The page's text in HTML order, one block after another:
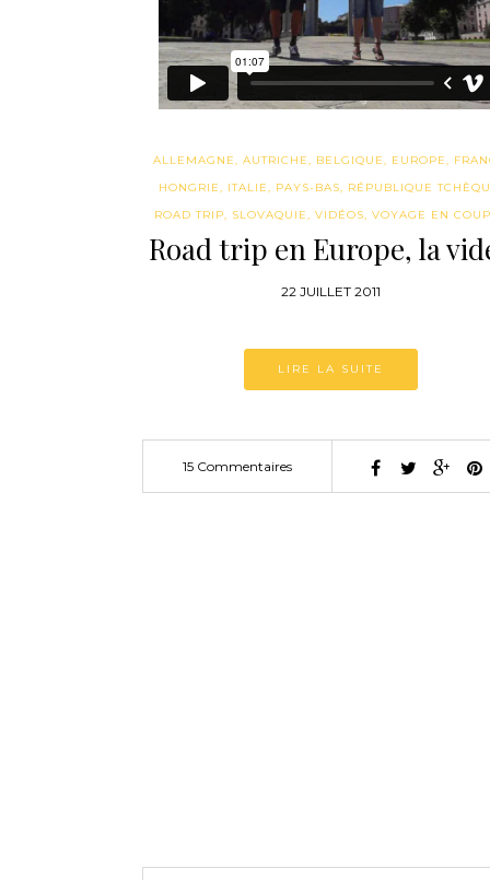
ALLEMAGNE, AUTRICHE, BELGIQUE, EUROPE,
HONGRIE, ITALIE, PAYS-BAS, RÉPUBLIQUE
ROAD TRIP, SLOVAQUIE, VIDÉOS, VOYAGE EN
Road trip en Europe, la
22 JUILLET 2011
LIRE LA SUITE
15 Commentaires